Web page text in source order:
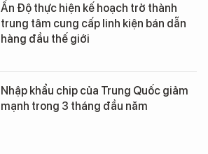
Ấn Độ thực hiện kế hoạch trở thành
trung tâm cung cấp linh kiện bán dẫn
hàng đầu thế giới
Nhập khẩu chip của Trung Quốc giảm
mạnh trong 3 tháng đầu năm